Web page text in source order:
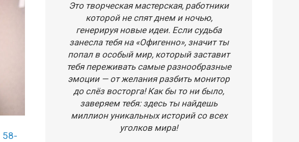
58-
Это творческая мастерская, работники
которой не спят днем и ночью,
генерируя новые идеи. Если судьба
занесла тебя на «Офигенно», значит ты
попал в особый мир, который заставит
тебя переживать самые разнообразные
эмоции — от желания разбить монитор
до слёз восторга! Как бы то ни было,
заверяем тебя: здесь ты найдешь
миллион уникальных историй со всех
уголков мира!